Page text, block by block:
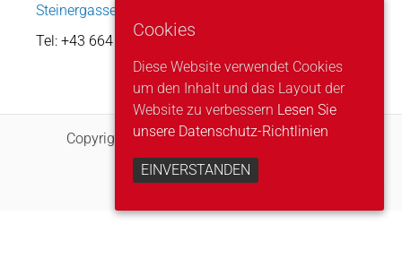
Steinergasse 3-5
Tel: +43 664 13 41 906
Copyright © 2026 Bummelzug Zell am See
Cookies
Diese Website verwendet Cookies
um den Inhalt und das Layout der
Website zu verbessern Lesen Sie
unsere Datenschutz-Richtlinien
EINVERSTANDEN